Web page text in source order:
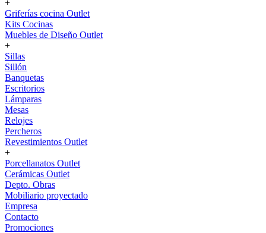
+
Griferías cocina Outlet
Kits Cocinas
Muebles de Diseño Outlet
+
Sillas
Sillón
Banquetas
Escritorios
Lámparas
Mesas
Relojes
Percheros
Revestimientos Outlet
+
Porcellanatos Outlet
Cerámicas Outlet
Depto. Obras
Mobiliario proyectado
Empresa
Contacto
Promociones